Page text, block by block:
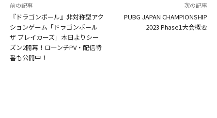
前の記事
『ドラゴンボール』非対称型アク
ションゲーム「ドラゴンボール
ザ ブレイカーズ」本日よりシー
ズン2開幕！ローンチPV・配信特
番も公開中！
次の記事
PUBG JAPAN CHAMPIONSHIP
2023 Phase1大会概要